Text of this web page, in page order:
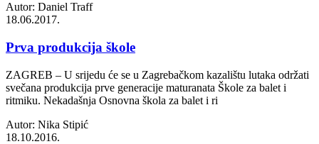
Autor: Daniel Traff
18.06.2017.
Prva produkcija škole
ZAGREB – U srijedu će se u Zagrebačkom kazalištu lutaka održati
svečana produkcija prve generacije maturanata Škole za balet i
ritmiku. Nekadašnja Osnovna škola za balet i ri
Autor: Nika Stipić
18.10.2016.